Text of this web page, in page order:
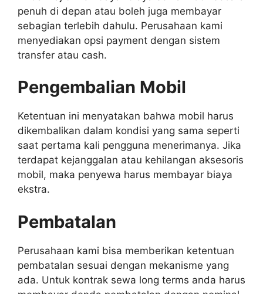
penuh di depan atau boleh juga membayar
sebagian terlebih dahulu. Perusahaan kami
menyediakan opsi payment dengan sistem
transfer atau cash.
Pengembalian Mobil
Ketentuan ini menyatakan bahwa mobil harus
dikembalikan dalam kondisi yang sama seperti
saat pertama kali pengguna menerimanya. Jika
terdapat kejanggalan atau kehilangan aksesoris
mobil, maka penyewa harus membayar biaya
ekstra.
Pembatalan
Perusahaan kami bisa memberikan ketentuan
pembatalan sesuai dengan mekanisme yang
ada. Untuk kontrak sewa long terms anda harus